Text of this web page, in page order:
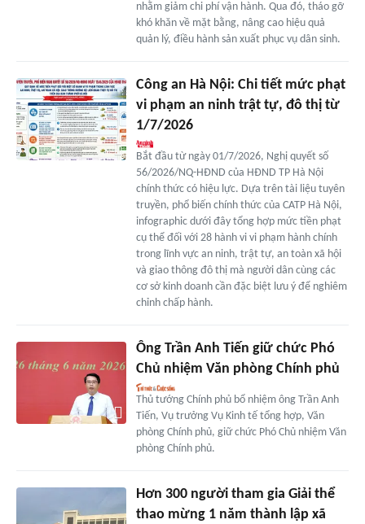
nhằm giảm chi phí vận hành. Qua đó, tháo gỡ
khó khăn về mặt bằng, nâng cao hiệu quả
quản lý, điều hành sản xuất phục vụ dân sinh.
Công an Hà Nội: Chi tiết mức phạt
vi phạm an ninh trật tự, đô thị từ
1/7/2026
Bắt đầu từ ngày 01/7/2026, Nghị quyết số
56/2026/NQ-HĐND của HĐND TP Hà Nội
chính thức có hiệu lực. Dựa trên tài liệu tuyên
truyền, phổ biến chính thức của CATP Hà Nội,
infographic dưới đây tổng hợp mức tiền phạt
cụ thể đối với 28 hành vi vi phạm hành chính
trong lĩnh vực an ninh, trật tự, an toàn xã hội
và giao thông đô thị mà người dân cùng các
cơ sở kinh doanh cần đặc biệt lưu ý để nghiêm
chỉnh chấp hành.
Ông Trần Anh Tiến giữ chức Phó
Chủ nhiệm Văn phòng Chính phủ
Thủ tướng Chính phủ bổ nhiệm ông Trần Anh
Tiến, Vụ trưởng Vụ Kinh tế tổng hợp, Văn
phòng Chính phủ, giữ chức Phó Chủ nhiệm Văn
phòng Chính phủ.
Hơn 300 người tham gia Giải thể
thao mừng 1 năm thành lập xã